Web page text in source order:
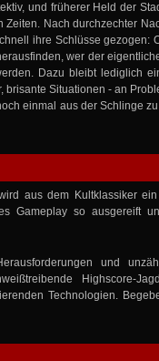
und früherer Held der
Nach durchzechter
ihre Schlüsse gezogen:
wer der
Dazu bleibt lediglich
brisante Situationen - an
einmal aus der Schlinge
aus dem Kultklassiker
Gameplay so ausgereift
und
Highscore-
Technologien.